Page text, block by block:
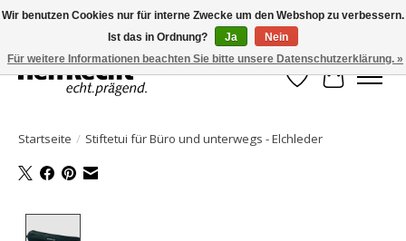
HelfRecht-Planer | Jahresaktualisierungen | Zubehör
Wunschzettel
Ihr
Startseite / Stiftetui für Büro und unterwegs - Elchleder
Wir benutzen Cookies nur für interne Zwecke um den Webshop zu verbessern.
Ist das in Ordnung?
Ja
Nein
Für weitere Informationen beachten Sie bitte unsere Datenschutzerklärung. »